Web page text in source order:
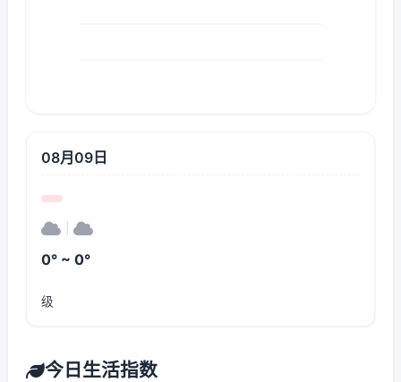
08月09日
0° ~ 0°
级
今日生活指数